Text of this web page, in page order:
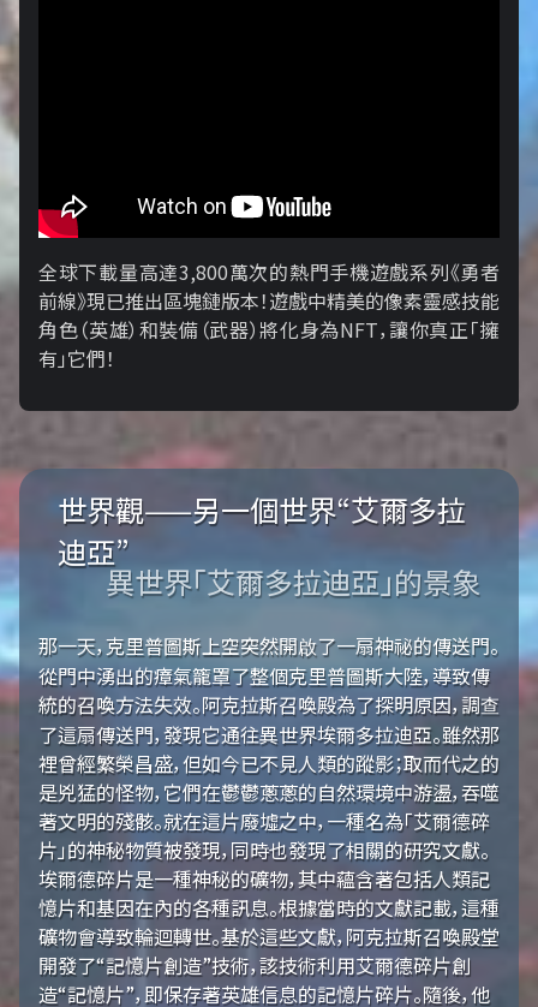
全球下載量高達3,800萬次的熱門手機遊戲系列《勇者
前線》現已推出區塊鏈版本！遊戲中精美的像素靈感技能
角色（英雄）和裝備（武器）將化身為NFT，讓你真正「擁​​
有」它們！
世界觀——另一個世界“艾爾多拉
迪亞”
異世界「艾爾多拉迪亞」的景象
那一天，克里普圖斯上空突然開啟了一扇神祕的傳送門。
從門中湧出的瘴氣籠罩了整個克里普圖斯大陸，導致傳
統的召喚方法失效。阿克拉斯召喚殿為了探明原因，調查
了這扇傳送門，發現它通往異世界埃爾多拉迪亞。雖然那
裡曾經繁榮昌盛，但如今已不見人類的蹤影；取而代之的
是兇猛的怪物，它們在鬱鬱蔥蔥的自然環境中游盪，吞噬
著文明的殘骸。就在這片廢墟之中，一種名為「艾爾德碎
片」的神秘物質被發現，同時也發現了相關的研究文獻。
埃爾德碎片是一種神秘的礦物，其中蘊含著包括人類記
憶片和基因在內的各種訊息。根據當時的文獻記載，這種
礦物會導致輪迴轉世。基於這些文獻，阿克拉斯召喚殿堂
開發了“記憶片創造”技術，該技術利用艾爾德碎片創
造“記憶片”，即保存著英雄信息的記憶片碎片。隨後，他